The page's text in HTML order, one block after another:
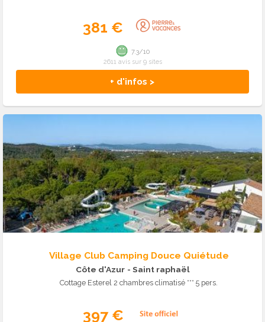
381 €
+ d'infos >
7.3/10
2611 avis sur 9 sites
Village Club Camping Douce Quiétude
Côte d'Azur - Saint raphaël
Cottage Esterel 2 chambres climatisé *** 5 pers.
397 €